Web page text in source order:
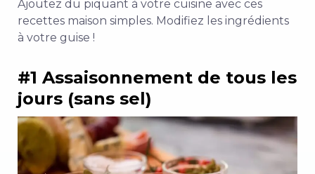
Ajoutez du piquant à votre cuisine avec ces
recettes maison simples. Modifiez les ingrédients
à votre guise !
#1 Assaisonnement de tous les
jours (sans sel)